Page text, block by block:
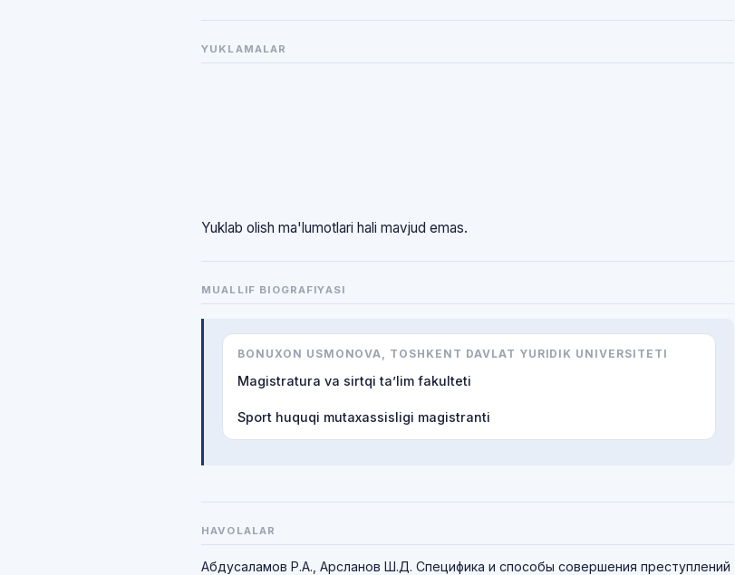
YUKLAMALAR
Yuklab olish ma'lumotlari hali mavjud emas.
MUALLIF BIOGRAFIYASI
BONUXON USMONOVA, TOSHKENT DAVLAT YURIDIK UNIVERSITETI
Magistratura va sirtqi ta’lim fakulteti
Sport huquqi mutaxassisligi magistranti
HAVOLALAR
Абдусаламов Р.А., Арсланов Ш.Д. Специфика и способы совершения преступлений